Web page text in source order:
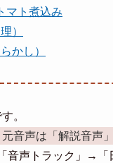
マト煮込み
）
かし）
。
元音声は「解説音声
音声トラック」→「